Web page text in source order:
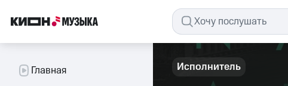
Главная Исполнитель